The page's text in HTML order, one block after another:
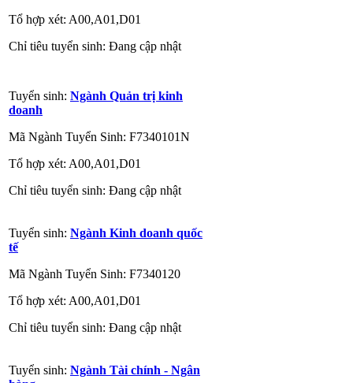
Tổ hợp xét: A00,A01,D01
Chỉ tiêu tuyển sinh: Đang cập nhật
Tuyển sinh: Ngành Quản trị kinh
doanh
Mã Ngành Tuyển Sinh: F7340101N
Tổ hợp xét: A00,A01,D01
Chỉ tiêu tuyển sinh: Đang cập nhật
Tuyển sinh: Ngành Kinh doanh quốc
tế
Mã Ngành Tuyển Sinh: F7340120
Tổ hợp xét: A00,A01,D01
Chỉ tiêu tuyển sinh: Đang cập nhật
Tuyển sinh: Ngành Tài chính - Ngân